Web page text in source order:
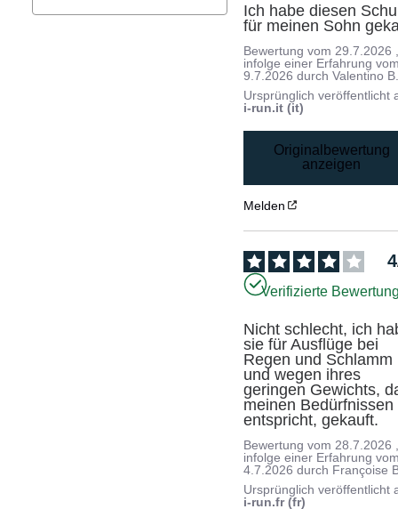
Ich habe diesen
für meinen Sohn
Bewertung vom 29.7.2026
infolge einer Erfahrung
9.7.2026 durchValentino
Ursprünglich veröffentlicht
i-run.it (it)
Originalbewertung
anzeigen
Melden
4
Verifizierte
Nicht schlecht, ich
sie für Ausflüge bei
Regen und Schlamm
und wegen ihres
geringen Gewichts,
meinen Bedürfnissen
entspricht, gekauft.
Bewertung vom 28.7.2026
infolge einer Erfahrung
4.7.2026 durch Françoise
Ursprünglich veröffentlicht
i-run.fr (fr)